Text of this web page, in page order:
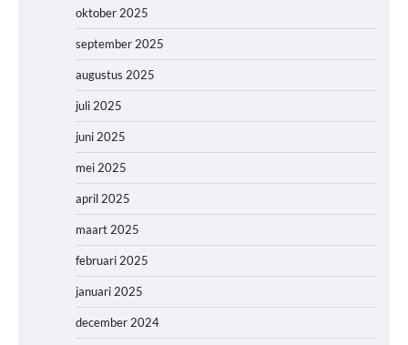
oktober 2025
september 2025
augustus 2025
juli 2025
juni 2025
mei 2025
april 2025
maart 2025
februari 2025
januari 2025
december 2024